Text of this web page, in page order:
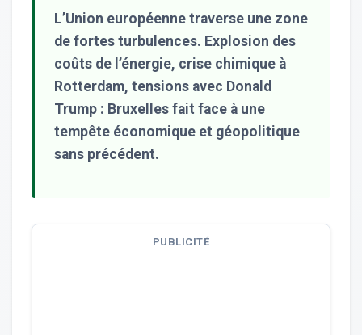
L’Union européenne traverse une zone
de fortes turbulences. Explosion des
coûts de l’énergie, crise chimique à
Rotterdam, tensions avec Donald
Trump : Bruxelles fait face à une
tempête économique et géopolitique
sans précédent.
PUBLICITÉ